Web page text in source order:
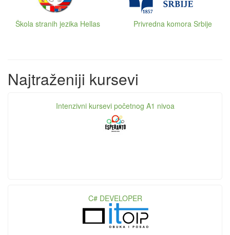
Škola stranih jezika Hellas Privredna komora Srbije
Najtraženiji kursevi
Intenzivni kursevi početnog A1 nivoa
C# DEVELOPER